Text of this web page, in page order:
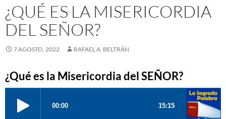
¿QUÉ ES LA MISERICORDIA
DEL SEÑOR?
7 AGOSTO, 2022 RAFAEL A. BELTRÁN
¿Qué es la Misericordia del SEÑOR?